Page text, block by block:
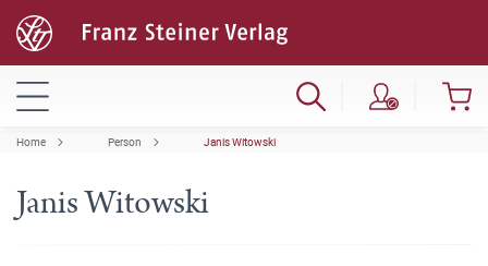
Home Person Janis Witowski
Janis Witowski